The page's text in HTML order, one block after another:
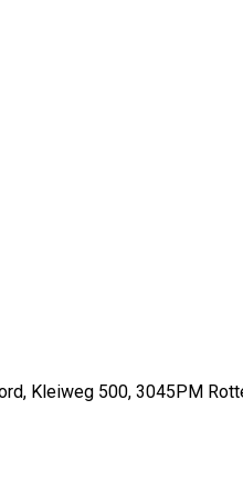
Kleiweg 500, 3045PM